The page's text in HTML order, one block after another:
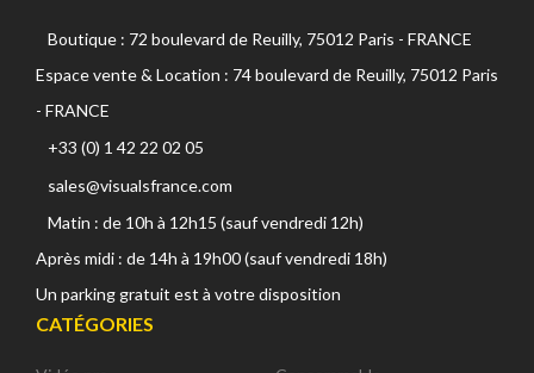
Boutique : 72 boulevard de Reuilly, 75012 Paris - FRANCE
Espace vente & Location : 74 boulevard de Reuilly, 75012 Paris
- FRANCE
+33 (0) 1 42 22 02 05
sales@visualsfrance.com
Matin : de 10h à 12h15 (sauf vendredi 12h)
Après midi : de 14h à 19h00 (sauf vendredi 18h)
Un parking gratuit est à votre disposition
CATÉGORIES